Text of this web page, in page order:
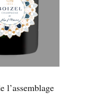
l’assemblage